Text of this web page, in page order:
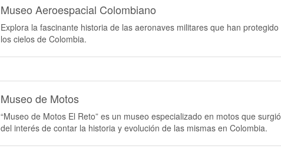
Museo Aeroespacial Colombiano
Explora la fascinante historia de las aeronaves militares que han protegido
los cielos de Colombia.
Museo de Motos
“Museo de Motos El Reto” es un museo especializado en motos que surgió
del interés de contar la historia y evolución de las mismas en Colombia.